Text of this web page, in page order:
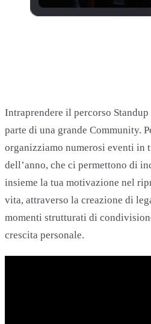
Intraprendere il percorso
parte di una grande Community.
organizziamo numerosi eventi in
dell’anno, che ci permettono di
insieme la tua motivazione nel
vita, attraverso la creazione di
momenti strutturati di
crescita personale.